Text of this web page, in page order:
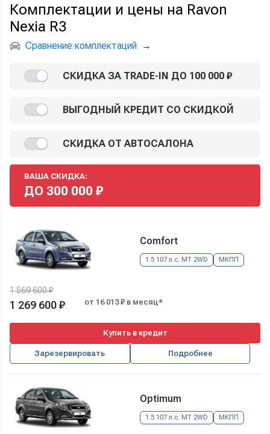
Комплектации и цены на Ravon
Nexia R3
Сравнение комплектаций →
СКИДКА ЗА TRADE-IN ДО 100 000 ₽
ВЫГОДНЫЙ КРЕДИТ СО СКИДКОЙ
СКИДКА ОТ АВТОСАЛОНА
ВАША СКИДКА:
ДО 300 000 ₽
Comfort
1.5 107 л.с. MT 2WD МКПП
1 569 600 ₽
1 269 600 ₽ от 16 013 ₽ в месяц*
Купить в кредит
Зарезервировать Подробнее
Optimum
1.5 107 л.с. MT 2WD МКПП